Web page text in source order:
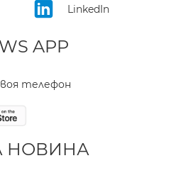
LinkedIn
APP
телефон
НОВИНА